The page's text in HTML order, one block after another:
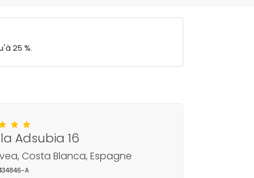
25 %.
Adsubia 16
Costa Blanca, Espagne
A